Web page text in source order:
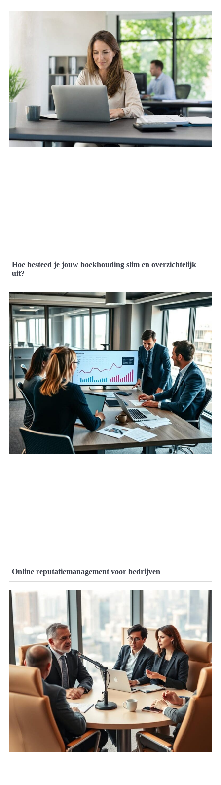
Hoe besteed je jouw boekhouding slim en overzichtelijk
uit?
Online reputatiemanagement voor bedrijven